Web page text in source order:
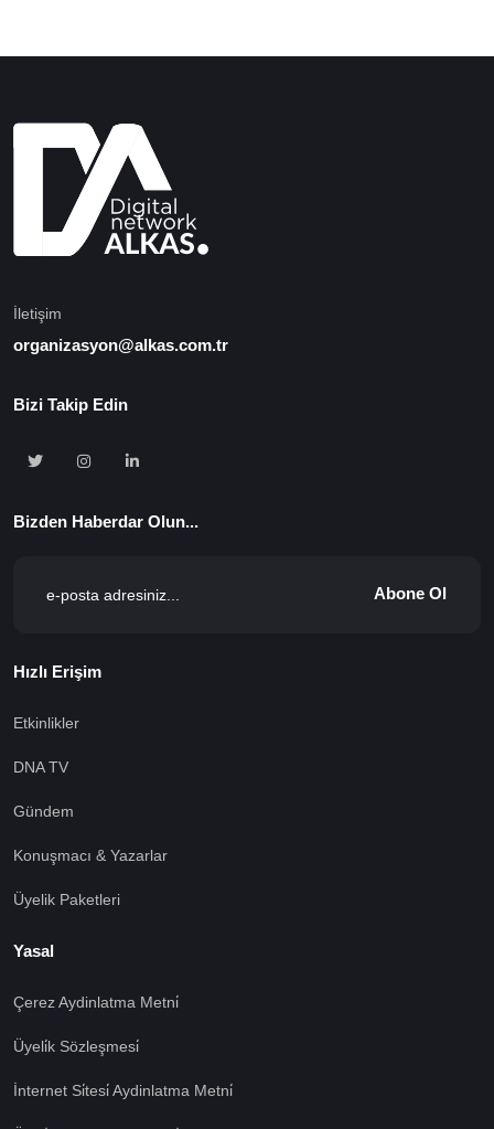
İletişim
organizasyon@alkas.com.tr
Bizi Takip Edin
Bizden Haberdar Olun...
Abone Ol
Hızlı Erişim
Etkinlikler
DNA TV
Gündem
Konuşmacı & Yazarlar
Üyelik Paketleri
Yasal
Çerez Aydinlatma Metni̇
Üyeli̇k Sözleşmesi̇
İnternet Si̇tesi̇ Aydinlatma Metni̇